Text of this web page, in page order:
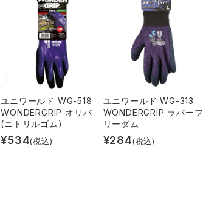
ユニワールド WG-518
WONDERGRIP オリバ
(ニトリルゴム)
¥534(税込)
ユニワールド WG-313
WONDERGRIP ラバーフ
リーダム
¥284(税込)